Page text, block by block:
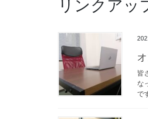
リンクアッ
皆
な
で